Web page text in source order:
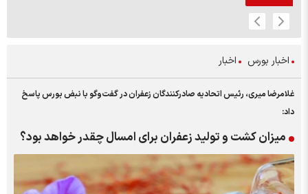
اخبار بورس اخبار
غلامرضا میری، رئیس اتحادیه صادرکنندگان زعفران در گفت‌وگو با نبض بورس پاسخ
داد:
میزان کشت و تولید زعفران برای امسال چقدر خواهد بود؟